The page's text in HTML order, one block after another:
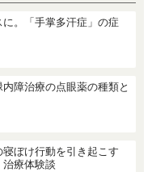
。「手掌多汗症」の症
障治療の点眼薬の種類と
ぼけ行動を引き起こす
治療体験談